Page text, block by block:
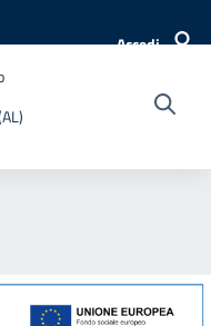
Accedi